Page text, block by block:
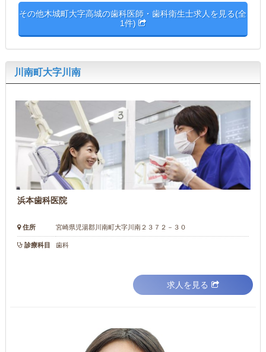
その他木城町大字高城の歯科医師・歯科衛生士求人を見る(全
1件)
川南町大字川南
浜本歯科医院
住所 宮崎県児湯郡川南町大字川南２３７２－３０
診療科目 歯科
求人を見る